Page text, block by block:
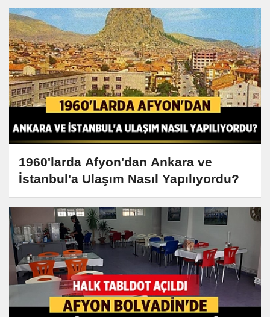
1960'larda Afyon'dan Ankara ve
İstanbul'a Ulaşım Nasıl Yapılıyordu?